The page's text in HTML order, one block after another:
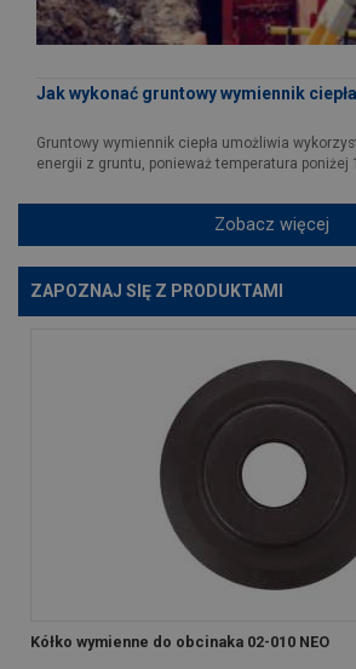
Jak wykonać gruntowy wymiennik
Gruntowy wymiennik ciepła umożliwia
energii z gruntu, ponieważ temperatura poniżej
Zobacz więcej
ZAPOZNAJ SIĘ Z PRODUKTAMI
Kółko wymienne do obcinaka 02-010 NEO